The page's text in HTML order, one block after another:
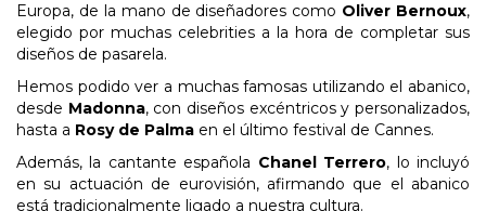
Europa, de la mano de diseñadores como Oliver Bernoux,
elegido por muchas celebrities a la hora de completar sus
diseños de pasarela.
Hemos podido ver a muchas famosas utilizando el abanico,
desde Madonna, con diseños excéntricos y personalizados,
hasta a Rosy de Palma en el último festival de Cannes.
Además, la cantante española Chanel Terrero, lo incluyó
en su actuación de eurovisión, afirmando que el abanico
está tradicionalmente ligado a nuestra cultura.